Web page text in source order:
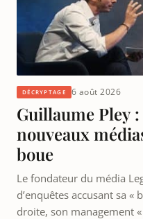
DÉCRYPTAGE 6 août 2026
Guillaume Pley
nouveaux
boue
Le fondateur du média
d’enquêtes accusant sa «
droite, son management